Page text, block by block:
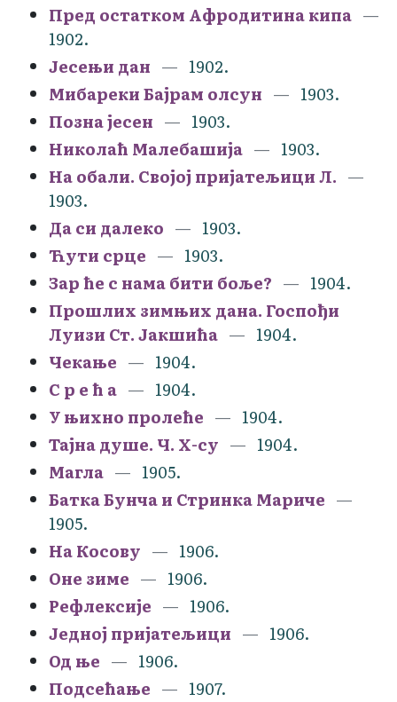
Пред остатком Афродитина кипа
1902.
Јесењи дан
1902.
Мибареки Бајрам олсун
1903.
Позна јесен
1903.
Николаћ Малебашија
1903.
На обали. Својој пријатељици Л.
1903.
Да си далеко
1903.
Ћути срце
1903.
Зар ће с нама бити боље?
1904.
Прошлих зимњих дана. Госпођи
Луизи Ст. Јакшића
1904.
Чекање
1904.
С р е ћ а
1904.
У њихно пролеће
1904.
Тајна душе. Ч. Х-су
1904.
Магла
1905.
Батка Бунча и Стринка Мариче
1905.
На Косову
1906.
Оне зиме
1906.
Рефлексије
1906.
Једној пријатељици
1906.
Од ње
1906.
Подсећање
1907.